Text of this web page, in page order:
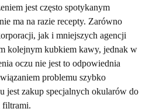
jest często spotykanym
ma na razie recepty. Zarówno
jak i mniejszych agencji
kolejnym kubkiem kawy, jednak w
oczu nie jest to odpowiednia
problemu szybko
jest zakup specjalnych okularów do
filtrami.